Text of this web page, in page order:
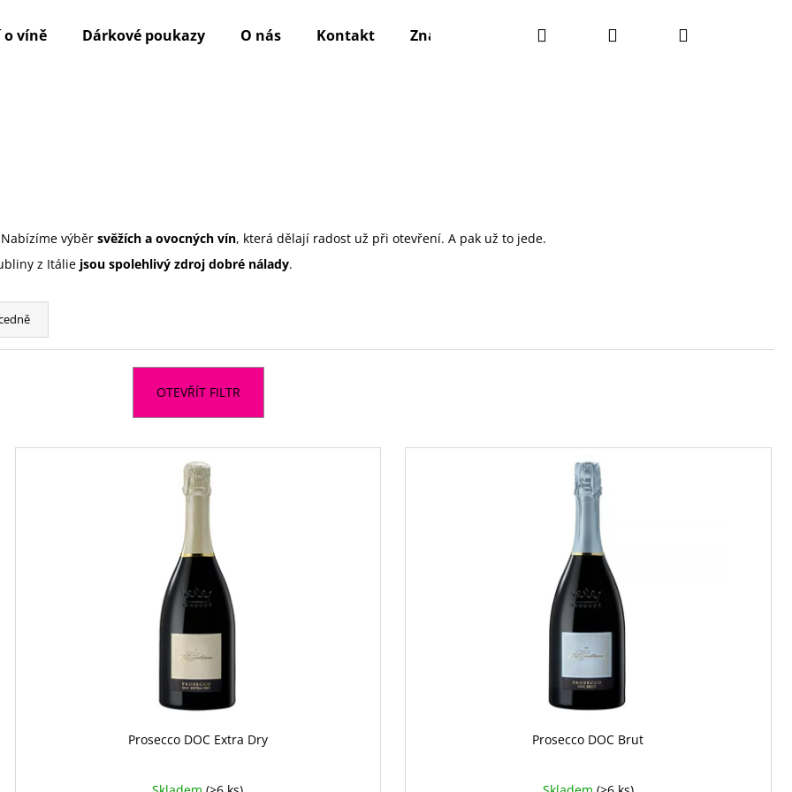
o víně Dárkové poukazy O nás Kontakt Značky Hledat PřihlášeníNákupní
výběr svěžích a ovocných vín, která dělají radost už při otevření. A pak už to jede.
z Itálie jsou spolehlivý zdroj dobré nálady.
OTEVŘÍT FILTR
Prosecco DOC Extra Dry Prosecco DOC Brut
Doporučujeme